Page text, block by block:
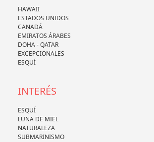
HAWAII
ESTADOS UNIDOS
CANADÁ
EMIRATOS ÁRABES
DOHA - QATAR
EXCEPCIONALES
ESQUÍ
INTERÉS
ESQUÍ
LUNA DE MIEL
NATURALEZA
SUBMARINISMO